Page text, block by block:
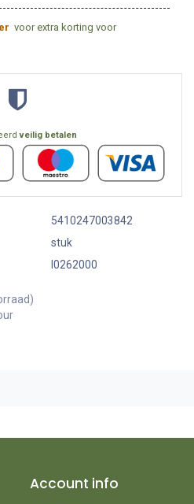
voor extra korting voor
veilig betalen
5410247003842
stuk
I0262000
Account info